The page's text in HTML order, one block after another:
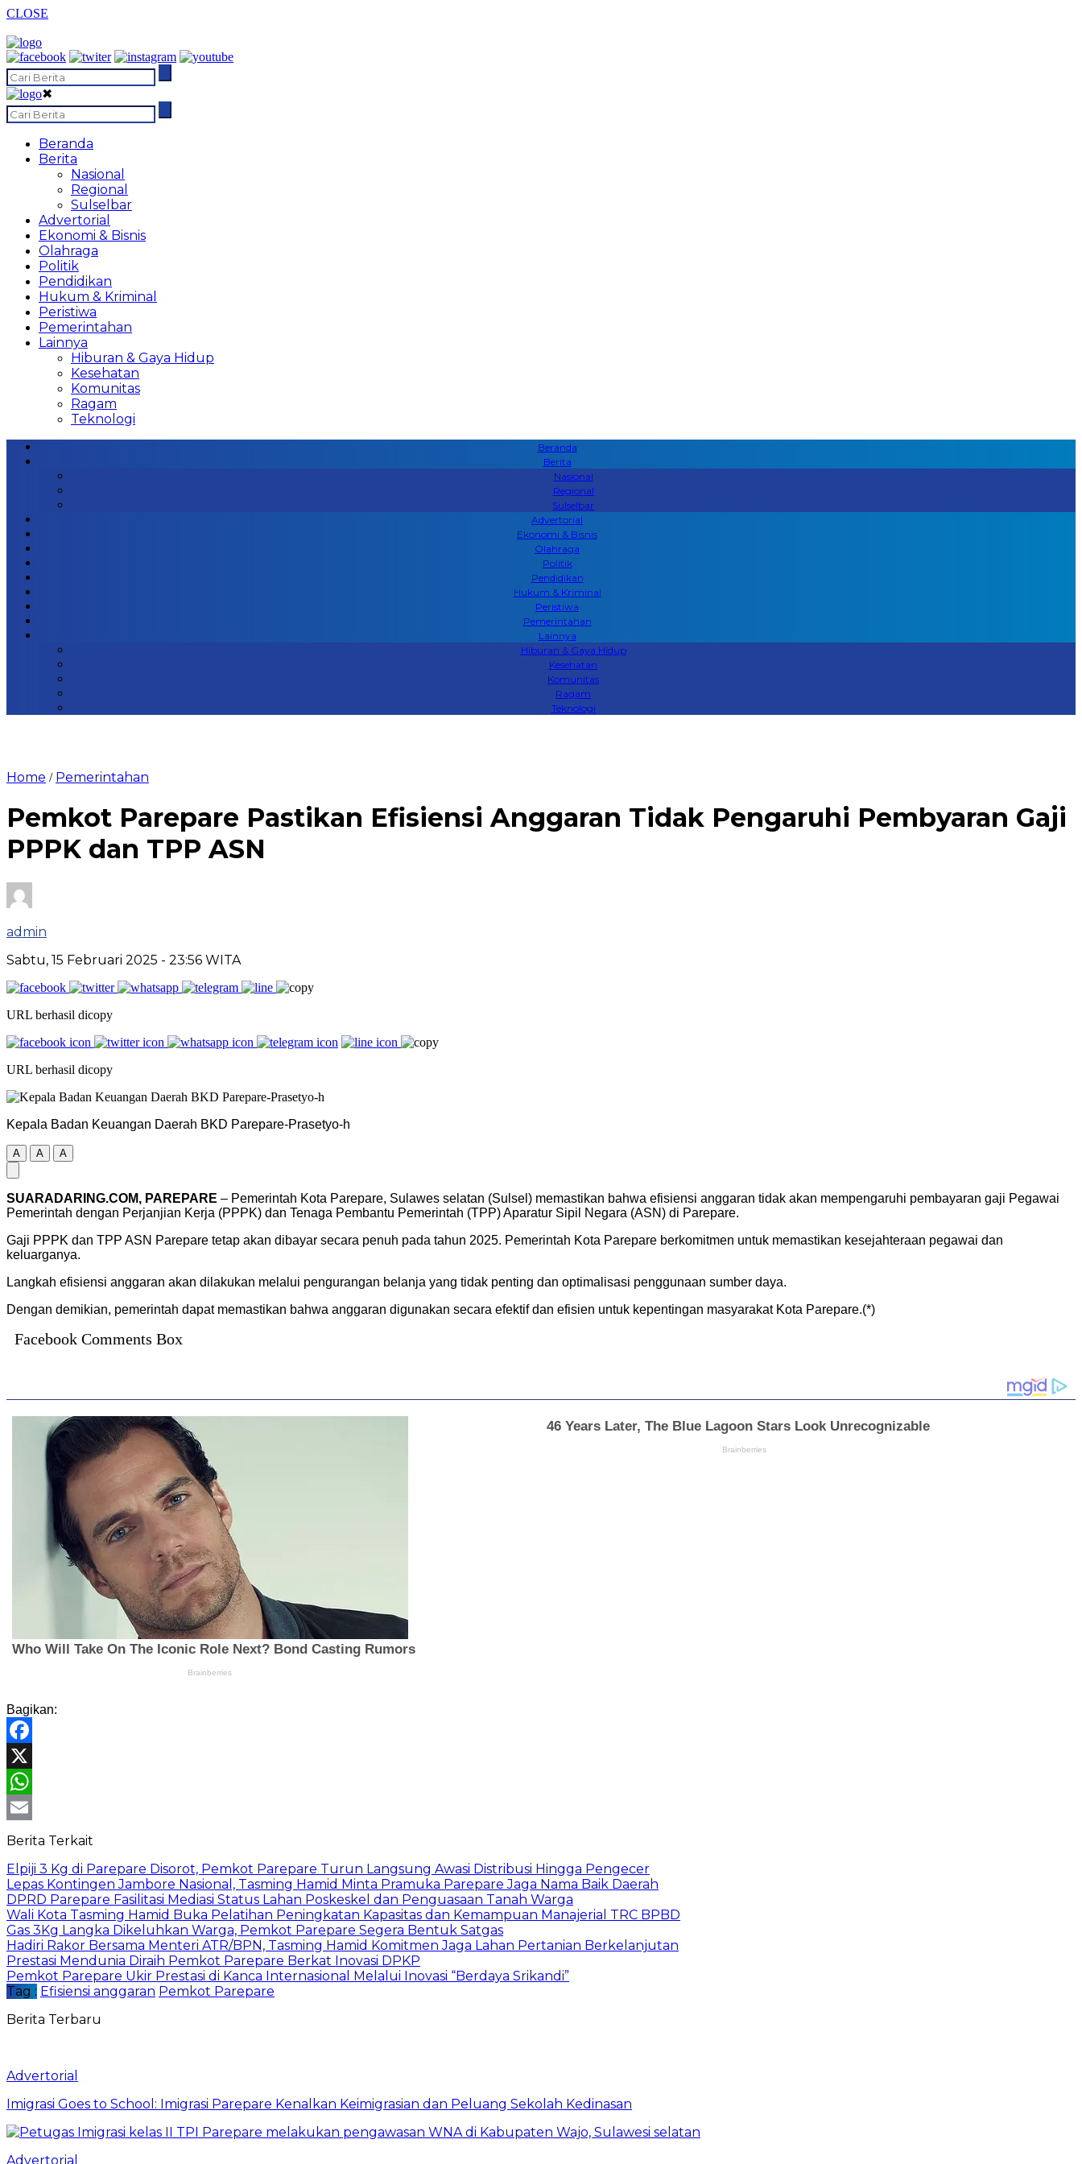
CLOSE
✖
Beranda
Berita
Nasional
Regional
Sulselbar
Advertorial
Ekonomi & Bisnis
Olahraga
Politik
Pendidikan
Hukum & Kriminal
Peristiwa
Pemerintahan
Lainnya
Hiburan & Gaya Hidup
Kesehatan
Komunitas
Ragam
Teknologi
Beranda
Berita
Nasional
Regional
Sulselbar
Advertorial
Ekonomi & Bisnis
Olahraga
Politik
Pendidikan
Hukum & Kriminal
Peristiwa
Pemerintahan
Lainnya
Hiburan & Gaya Hidup
Kesehatan
Komunitas
Ragam
Teknologi
Home / Pemerintahan
Pemkot Parepare Pastikan Efisiensi Anggaran Tidak Pengaruhi Pembyaran Gaji
PPPK dan TPP ASN
admin
Sabtu, 15 Februari 2025 - 23:56 WITA
URL berhasil dicopy
URL berhasil dicopy
Kepala Badan Keuangan Daerah BKD Parepare-Prasetyo-h
A A A
SUARADARING.COM, PAREPARE – Pemerintah Kota Parepare, Sulawes selatan (Sulsel) memastikan bahwa efisiensi anggaran tidak akan mempengaruhi pembayaran gaji Pegawai
Pemerintah dengan Perjanjian Kerja (PPPK) dan Tenaga Pembantu Pemerintah (TPP) Aparatur Sipil Negara (ASN) di Parepare.
Gaji PPPK dan TPP ASN Parepare tetap akan dibayar secara penuh pada tahun 2025. Pemerintah Kota Parepare berkomitmen untuk memastikan kesejahteraan pegawai dan
keluarganya.
Langkah efisiensi anggaran akan dilakukan melalui pengurangan belanja yang tidak penting dan optimalisasi penggunaan sumber daya.
Dengan demikian, pemerintah dapat memastikan bahwa anggaran digunakan secara efektif dan efisien untuk kepentingan masyarakat Kota Parepare.(*)
Facebook Comments Box
Bagikan:
Facebook
X
WhatsApp
Email
Berita Terkait
Elpiji 3 Kg di Parepare Disorot, Pemkot Parepare Turun Langsung Awasi Distribusi Hingga Pengecer
Lepas Kontingen Jambore Nasional, Tasming Hamid Minta Pramuka Parepare Jaga Nama Baik Daerah
DPRD Parepare Fasilitasi Mediasi Status Lahan Poskeskel dan Penguasaan Tanah Warga
Wali Kota Tasming Hamid Buka Pelatihan Peningkatan Kapasitas dan Kemampuan Manajerial TRC BPBD
Gas 3Kg Langka Dikeluhkan Warga, Pemkot Parepare Segera Bentuk Satgas
Hadiri Rakor Bersama Menteri ATR/BPN, Tasming Hamid Komitmen Jaga Lahan Pertanian Berkelanjutan
Prestasi Mendunia Diraih Pemkot Parepare Berkat Inovasi DPKP
Pemkot Parepare Ukir Prestasi di Kanca Internasional Melalui Inovasi “Berdaya Srikandi”
Tag : Efisiensi anggaran Pemkot Parepare
Berita Terbaru
Advertorial
Imigrasi Goes to School: Imigrasi Parepare Kenalkan Keimigrasian dan Peluang Sekolah Kedinasan
Advertorial